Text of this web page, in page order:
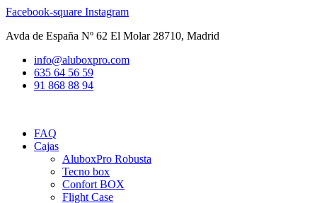
Ir
contenido
Facebook-square Instagram
Avda de España Nº 62 El Molar 28710, Madrid
info@aluboxpro.com
635 64 56 59
91 868 88 94
FAQ
Cajas
AluboxPro Robusta
Tecno box
Confort BOX
Flight Case